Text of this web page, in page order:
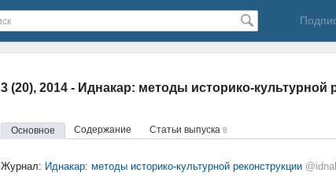
3 (20), 2014 - Иднакар: методы историко-культурной
Основное Содержание Статьи выпуска 8
Журнал: Иднакар: методы историко-культурной реконструкции